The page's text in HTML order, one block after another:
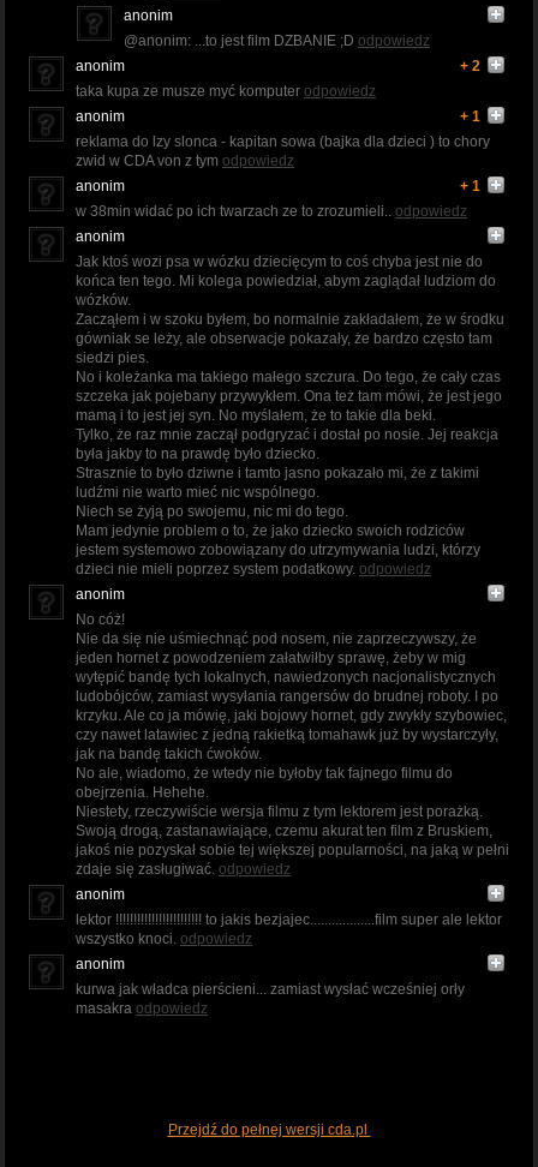
anonim
@anonim: ...to jest film DZBANIE ;D odpowiedz
anonim
+ 2
taka kupa ze musze myć komputer odpowiedz
anonim
+ 1
reklama do lzy slonca - kapitan sowa (bajka dla dzieci ) to chory
zwid w CDA von z tym odpowiedz
anonim
+ 1
w 38min widać po ich twarzach ze to zrozumieli.. odpowiedz
anonim
Jak ktoś wozi psa w wózku dziecięcym to coś chyba jest nie do
końca ten tego. Mi kolega powiedział, abym zaglądał ludziom do
wózków.
Zacząłem i w szoku byłem, bo normalnie zakładałem, że w środku
gówniak se leży, ale obserwacje pokazały, że bardzo często tam
siedzi pies.
No i koleżanka ma takiego małego szczura. Do tego, że cały czas
szczeka jak pojebany przywykłem. Ona też tam mówi, że jest jego
mamą i to jest jej syn. No myślałem, że to takie dla beki.
Tylko, że raz mnie zaczął podgryzać i dostał po nosie. Jej reakcja
była jakby to na prawdę było dziecko.
Strasznie to było dziwne i tamto jasno pokazało mi, że z takimi
ludźmi nie warto mieć nic wspólnego.
Niech se żyją po swojemu, nic mi do tego.
Mam jedynie problem o to, że jako dziecko swoich rodziców
jestem systemowo zobowiązany do utrzymywania ludzi, którzy
dzieci nie mieli poprzez system podatkowy. odpowiedz
anonim
No cóż!
Nie da się nie uśmiechnąć pod nosem, nie zaprzeczywszy, że
jeden hornet z powodzeniem załatwiłby sprawę, żeby w mig
wytępić bandę tych lokalnych, nawiedzonych nacjonalistycznych
ludobójców, zamiast wysyłania rangersów do brudnej roboty. I po
krzyku. Ale co ja mówię, jaki bojowy hornet, gdy zwykły szybowiec,
czy nawet latawiec z jedną rakietką tomahawk już by wystarczyły,
jak na bandę takich ćwoków.
No ale, wiadomo, że wtedy nie byłoby tak fajnego filmu do
obejrzenia. Hehehe.
Niestety, rzeczywiście wersja filmu z tym lektorem jest porażką.
Swoją drogą, zastanawiające, czemu akurat ten film z Bruskiem,
jakoś nie pozyskał sobie tej większej popularności, na jaką w pełni
zdaje się zasługiwać. odpowiedz
anonim
lektor !!!!!!!!!!!!!!!!!!!!!!!! to jakis bezjajec..................film super ale lektor
wszystko knoci. odpowiedz
anonim
kurwa jak władca pierścieni... zamiast wysłać wcześniej orły
masakra odpowiedz
Przejdź do pełnej wersji cda.pl